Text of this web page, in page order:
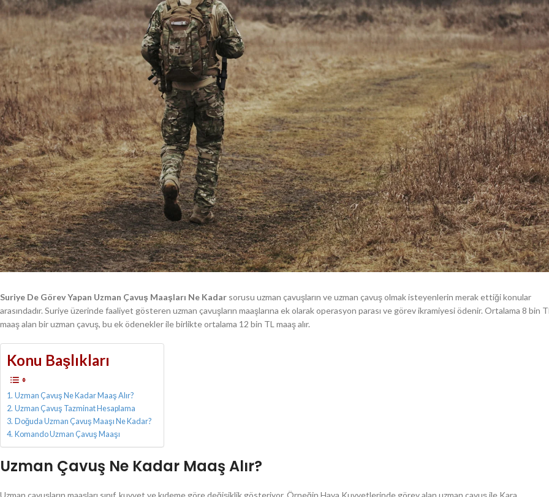
Suriye De Görev Yapan Uzman Çavuş Maaşları Ne Kadar sorusu uzman çavuşların ve uzman çavuş olmak isteyenlerin merak ettiği konular
arasındadır. Suriye üzerinde faaliyet gösteren uzman çavuşların maaşlarına ek olarak operasyon parası ve görev ikramiyesi ödenir. Ortalama 8 bin
maaş alan bir uzman çavuş, bu ek ödenekler ile birlikte ortalama 12 bin TL maaş alır.
Konu Başlıkları
Uzman Çavuş Ne Kadar Maaş Alır?
Uzman Çavuş Tazminat Hesaplama
Doğuda Uzman Çavuş Maaşı Ne Kadar?
Komando Uzman Çavuş Maaşı
Uzman Çavuş Ne Kadar Maaş Alır?